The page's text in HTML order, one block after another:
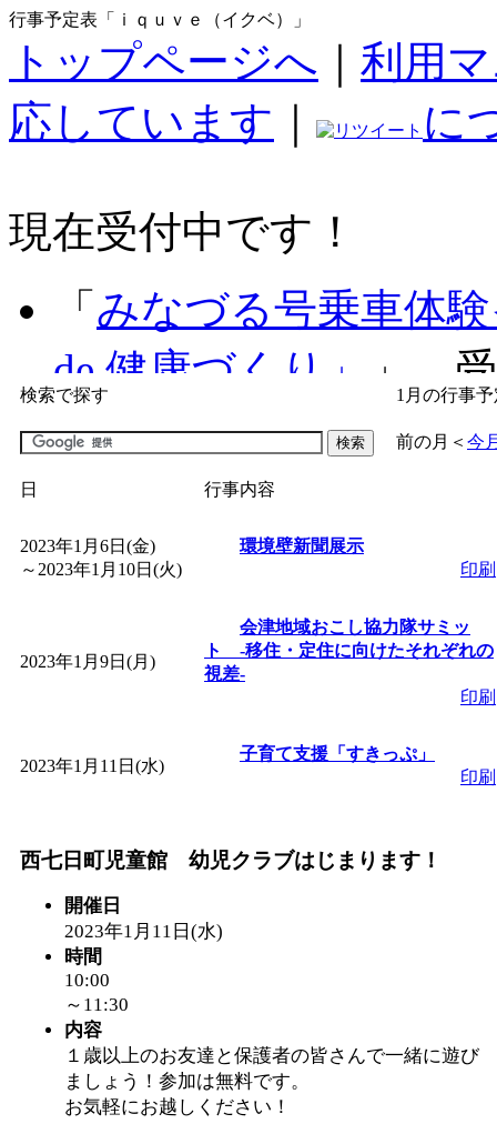
行事予定表「ｉｑｕｖｅ（イクベ）」
トップページへ
利用
応しています
に
現在受付中です！
「 みなづる号乗車体
de 健康づくり」
」 受
「子育て交流広場「
間：2026/07/09～
「皆鶴姫のこびる塾
」 受付期間：～
「子育て講座「ばん
「 子育て交流広場「
間：2026/07/13～2026/
「子育て交流広場「
間：2026/08/10～
「赤ちゃん子育て講
付期間：2026/08/10～
検索で探す 1月の行事
前の月 ＜ 今
日 行事内容
2023年1月6日(金)
～ 2023年1月10日(火)
環境壁新聞展示
印刷
2023年1月9日(月)
会津地域おこし協力隊サミッ
ト ‐移住・定住に向けたそれぞれの
視差‐
印刷
2023年1月11日(水)
子育て支援「すきっぷ」
印刷
西七日町児童館 幼児クラブはじまります！
開催日
2023年1月11日(水)
時間
10:00
～11:30
内容
１歳以上のお友達と保護者の皆さんで一緒に遊び
ましょう！参加は無料です。
お気軽にお越しください！